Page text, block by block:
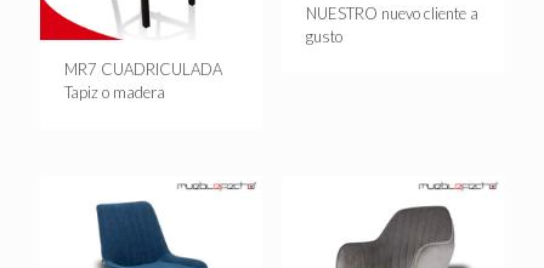
MR7 CUADRICULADA
Tapiz o madera
NUESTRO nuevo cliente a
gusto